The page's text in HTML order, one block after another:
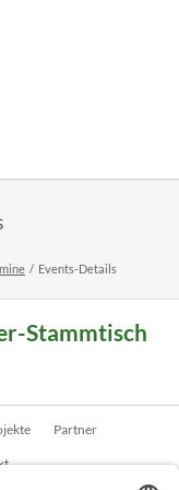
Events-Details
Stammtisch
Partner